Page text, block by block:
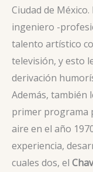
Ciudad de
ingeniero -
talento artístico
televisión, y esto
derivación
Además, también
primer programa
aire en el año
experiencia,
cuales dos, el